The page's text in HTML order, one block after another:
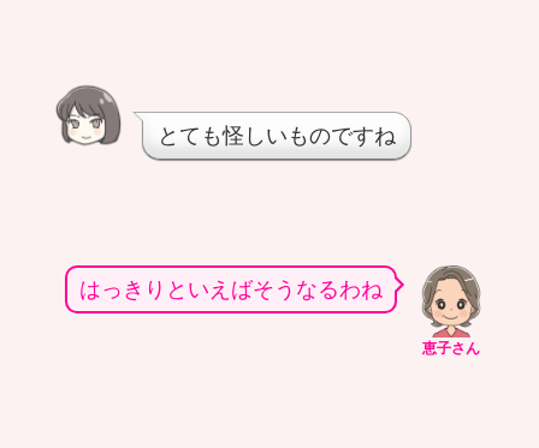
とても怪しいものですね
恵子さん
はっきりといえばそうなるわね